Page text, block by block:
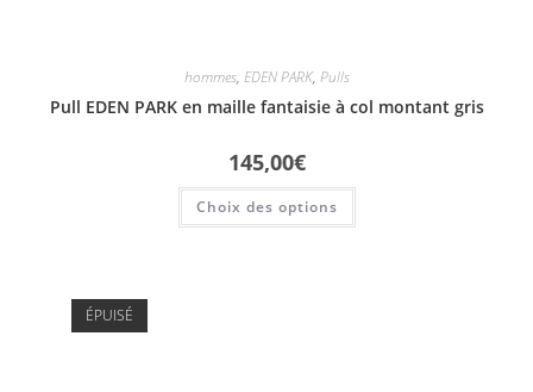
hommes, EDEN PARK, Pulls
Pull EDEN PARK en maille fantaisie à col montant gris
145,00€
Choix des options
ÉPUISÉ